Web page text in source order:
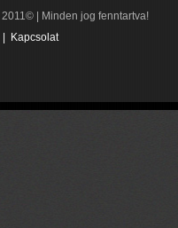
| 2011© | Minden jog fenntartva!
Kapcsolat